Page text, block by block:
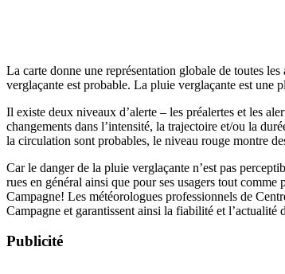
La carte donne une représentation globale de toutes
verglaçante est probable. La pluie verglaçante est une
Il existe deux niveaux d’alerte – les préalertes et les
changements dans l’intensité, la trajectoire et/ou la
la circulation sont probables, le niveau rouge montre
Car le danger de la pluie verglaçante n’est pas
rues en général ainsi que pour ses usagers tout
Campagne! Les météorologues professionnels de
Campagne et garantissent ainsi la fiabilité et l’actualité
Publicité